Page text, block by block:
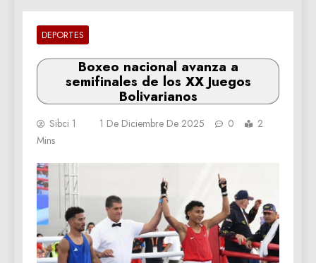
DEPORTES
Boxeo nacional avanza a
semifinales de los XX Juegos
Bolivarianos
Sibci 1 1 De Diciembre De 2025 0
2
Mins